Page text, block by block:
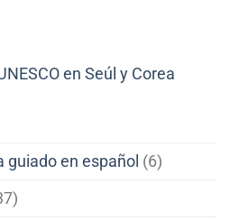
en Seúl y Corea
guiado en español (6)